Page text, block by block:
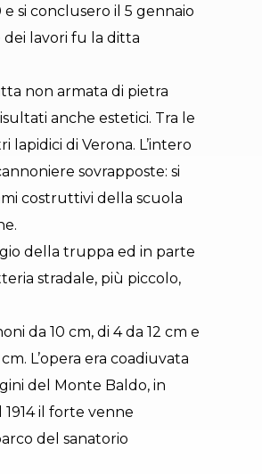
si conclusero il 5 gennaio
dei lavori fu la ditta
non armata di pietra
anche estetici. Tra le
lapidici di Verona. L’intero
sovrapposte: si
costruttivi della scuola
della truppa ed in parte
stradale, più piccolo,
da 10 cm, di 4 da 12 cm e
L’opera era coadiuvata
del Monte Baldo, in
il forte venne
del sanatorio